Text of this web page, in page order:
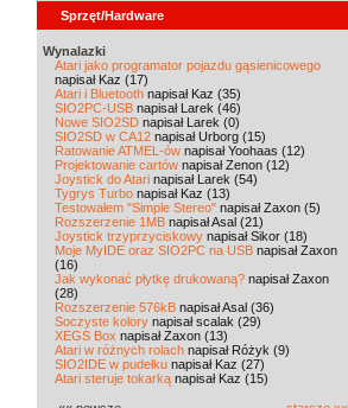
Sprzęt/Hardware
Wynalazki
Atari jako programator pojazdu gąsienicowego
napisał Kaz (17)
Atari i Bluetooth napisał Kaz (35)
SIO2PC-USB napisał Larek (46)
Nowe SIO2SD napisał Larek (0)
SIO2SD w CA12 napisał Urborg (15)
Ratowanie ATMEL-ów napisał Yoohaas (12)
Projektowanie cartów napisał Zenon (12)
Joystick do Atari napisał Larek (54)
Tygrys Turbo napisał Kaz (13)
Testowałem "Simple Stereo" napisał Zaxon (5)
Rozszerzenie 1MB napisał Asal (21)
Joystick trzyprzyciskowy napisał Sikor (18)
Moje MyIDE oraz SIO2PC na USB napisał Zaxon
(16)
Jak wykonać płytkę drukowaną? napisał Zaxon
(28)
Rozszerzenie 576kB napisał Asal (36)
Soczyste kolory napisał scalak (29)
XEGS Box napisał Zaxon (13)
Atari w różnych rolach napisał Różyk (9)
SIO2IDE w pudełku napisał Kaz (27)
Atari steruje tokarką napisał Kaz (15)